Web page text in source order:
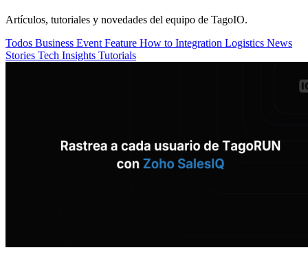
Artículos, tutoriales y novedades del equipo de TagoIO.
Todos Business Event Feature How to Integration Logistics News
Stories Tech Insights Tutorials